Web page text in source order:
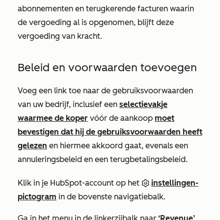
abonnementen en terugkerende facturen waarin
de vergoeding al is opgenomen, blijft deze
vergoeding van kracht.
Beleid en voorwaarden toevoegen
Voeg een link toe naar de gebruiksvoorwaarden
van uw bedrijf, inclusief een selectievakje
waarmee de koper vóór de aankoop moet
bevestigen dat hij de gebruiksvoorwaarden heeft
gelezen en hiermee akkoord gaat, evenals een
annuleringsbeleid en een terugbetalingsbeleid.
Klik in je HubSpot-account op het
instellingen-
pictogram in de bovenste navigatiebalk.